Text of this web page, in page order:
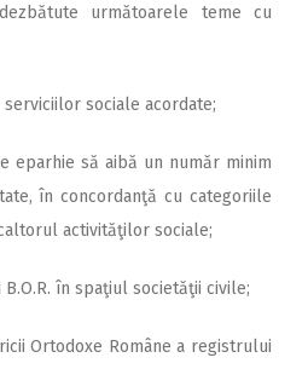
următoarele teme cu
sociale acordate;
eparhie să aibă un număr minim
în concordanţă cu categoriile
activităţilor sociale;
în spaţiul societăţii civile;
Ortodoxe Române a registrului